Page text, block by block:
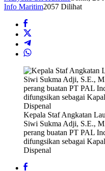
Info Maritim2057 Dilihat
Kepala Staf Angkatan
Siwi Sukma Adji, S.E.,
perang buatan PT PAL
difungsikan sebagai
Dispenal